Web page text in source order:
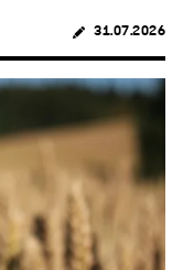
31.07.2026